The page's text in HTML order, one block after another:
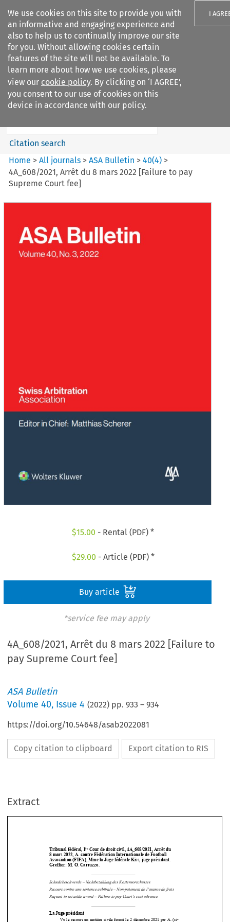
We use cookies on this site to provide you with
an informative and engaging experience and
also to help us to continually improve our site
for you. Without allowing cookies certain
features of the site will not be available. To
learn more about how we use cookies, please
view our cookie policy. By clicking on ‘I AGREE’,
you consent to our use of cookies on this
device in accordance with our policy.
I
Search filters
ASA Bulletin
Search content
Citation search
Home >All journals >ASA Bulletin >40(4) >
4A_608/2021, Arrêt du 8 mars 2022 [Failure to pay
Supreme Court fee]
$15.00 - Rental (PDF) *
$29.00 - Article (PDF) *
Buy article
*service fee may apply
4A_608/2021, Arrêt du 8 mars 2022 [Failure to
pay Supreme Court fee]
ASA Bulletin
Volume40, Issue 4 (2022) pp.933 –934
https://doi.org/10.54648/asab2022081
Copy citation to clipboard Export citation to RIS
Extract
 


 








8 mars 2022, A. contre Fédération Internationale de Football
Schiedsbeschwerde – Nichtbezahlung des Kostenvorschusses
Recours contre une sentence arbitrale
Request to set aside award – Failure to pay Court’s cost advance
La Juge présidant
Vu  le  recours  en  matière  civile  formé  le  2  décembre  2021  par  A.  (ci-
après:  le  recourant)  contre  la  sen
Tribunal  Arbitral  du  Sport  (TAS)  dans  le  litige  qui  le  divise  d’avec  la